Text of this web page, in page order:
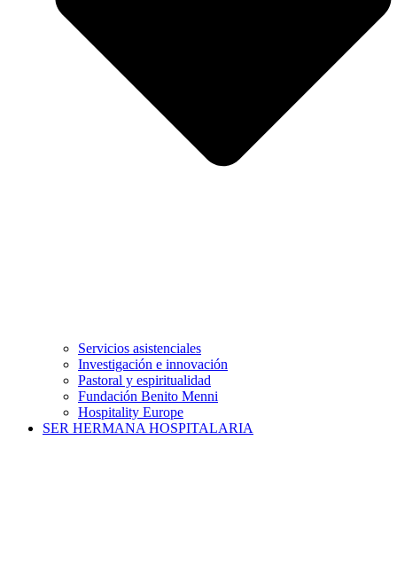
Servicios asistenciales
Investigación e innovación
Pastoral y espiritualidad
Fundación Benito Menni
Hospitality Europe
SER HERMANA HOSPITALARIA